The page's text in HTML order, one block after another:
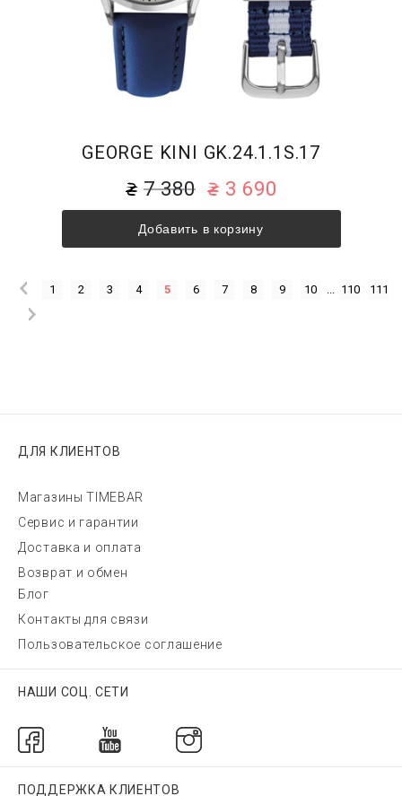
GEORGE KINI GK.24.1.1S.17
7 380 3 690
Добавить в корзину
1 2 3 4 5 6 7 8 9 10 ... 110 111
ДЛЯ КЛИЕНТОВ
Магазины TIMEBAR
Сервис и гарантии
Доставка и оплата
Возврат и обмен
Блог
Контакты для связи
Пользовательское соглашение
НАШИ СОЦ. СЕТИ
ПОДДЕРЖКА КЛИЕНТОВ